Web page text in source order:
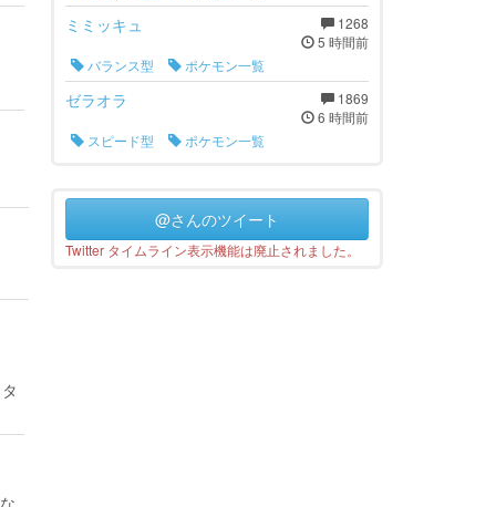
1268
5 時間前
ミミッキュ
バランス型
ポケモン一覧
1869
6 時間前
ゼラオラ
スピード型 ポケモン一覧
@さんのツイート
Twitter タイムライン表示機能は廃止されました。